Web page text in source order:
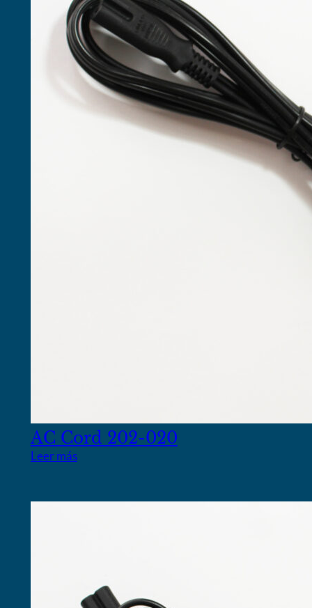
AC Cord 202-020
Leer más